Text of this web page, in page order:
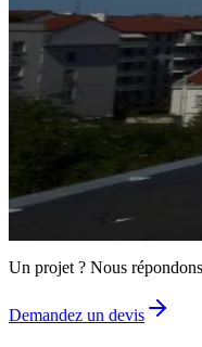
Article précédent
Ils témoignent... LA
Un projet
à nous soumettre ?
Un projet ? Nous
Demandez un devis